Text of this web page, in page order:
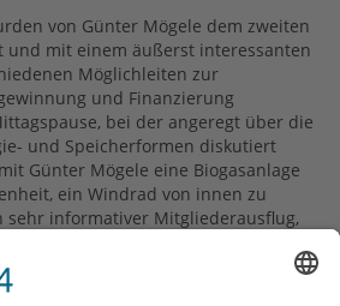
von Günter Mögele dem zweiten
und mit einem äußerst interessanten
Möglichleiten zur
und Finanzierung
bei der angeregt über die
und Speicherformen diskutiert
Günter Mögele eine Biogasanlage
ein Windrad von innen zu
sehr informativer Mitgliederausflug,